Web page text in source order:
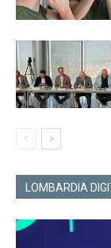
LOMBARDIA